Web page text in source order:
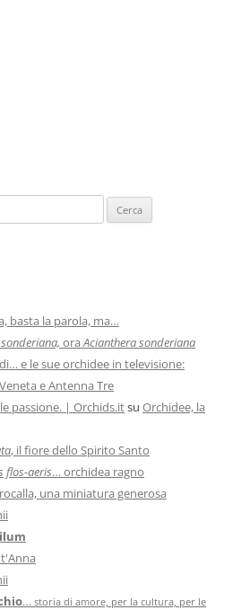
basta la parola, ma…
ora Acianthera sonderiana
e le sue orchidee in televisione:
e Antenna Tre
passione. | Orchids.itsu Orchidee, la
, il fiore dello Spirito Santo
flos-aeris… orchidea ragno
una miniatura generosa
… storia di amore, per la cultura, per le